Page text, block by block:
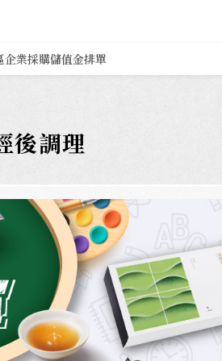
企業採購儲值金排單
後調理